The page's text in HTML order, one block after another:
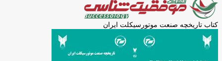
کتاب تاریخچه صنعت موتورسیکلت ایران